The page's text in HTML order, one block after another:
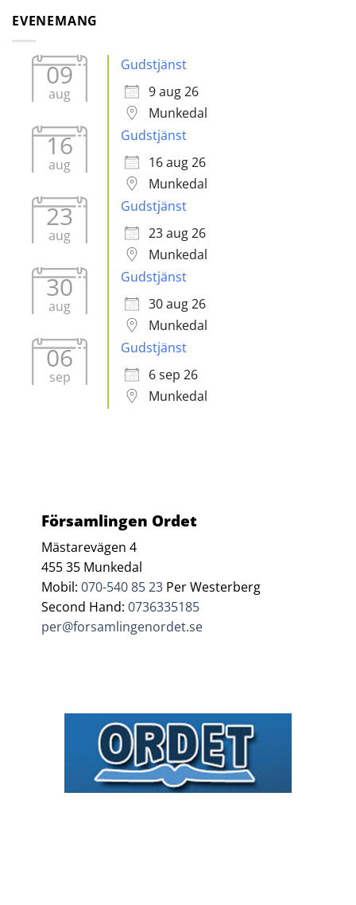
EVENEMANG
09
aug
Gudstjänst
9 aug 26
Munkedal
16
aug
Gudstjänst
16 aug 26
Munkedal
23
aug
Gudstjänst
23 aug 26
Munkedal
30
aug
Gudstjänst
30 aug 26
Munkedal
06
sep
Gudstjänst
6 sep 26
Munkedal
Församlingen Ordet
Mästarevägen 4
455 35 Munkedal
Mobil:070-540 85 23 Per Westerberg
Second Hand:0736335185
per@forsamlingenordet.se